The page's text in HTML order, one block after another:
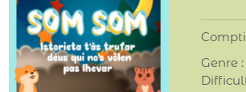
Genre